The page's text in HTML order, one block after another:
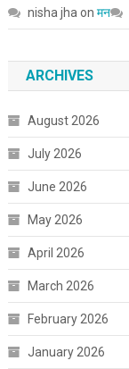
nisha jha on मन
ARCHIVES
August 2026
July 2026
June 2026
May 2026
April 2026
March 2026
February 2026
January 2026